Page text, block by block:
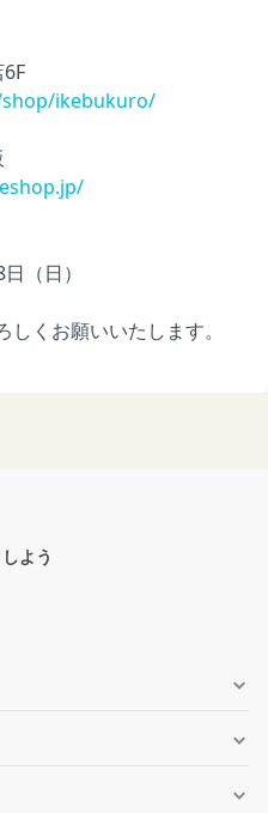
ikebukuro/
（日）
くお願いいたします。
よう